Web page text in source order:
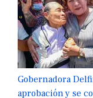
Gobernadora
aprobación y se